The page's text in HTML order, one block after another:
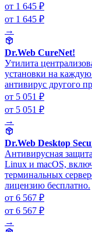
от 1 645 ₽
от 1 645 ₽
→
Dr.Web CureNet!
Утилита
установки на
антивирус другого
от 5 051 ₽
от 5 051 ₽
→
Dr.Web Desktop
Антивирусная
Linux и macOS,
терминальных
лицензию бесплатно.
от 6 567 ₽
от 6 567 ₽
→